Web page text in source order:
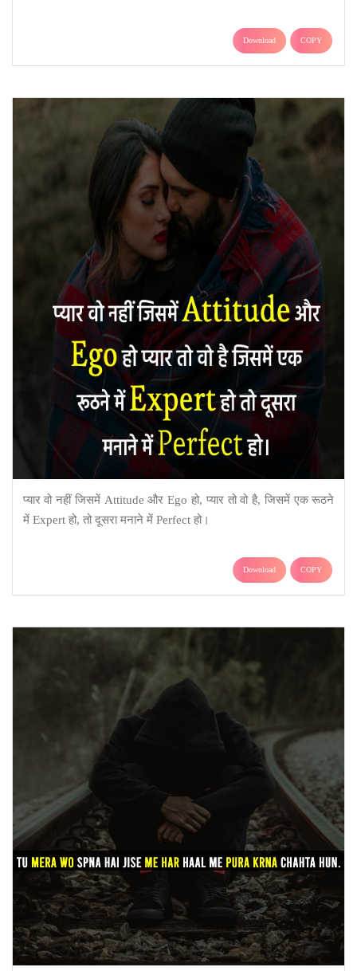
Download COPY
प्यार वो नहीं जिसमें Attitude और Ego हो, प्यार तो वो है, जिसमें एक रूठने
में Expert हो, तो दूसरा मनाने में Perfect हो।
Download COPY